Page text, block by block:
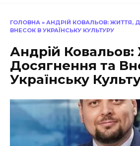
ГОЛОВНА » АНДРІЙ КОВАЛЬОВ: ЖИТТЯ,
ВНЕСОК В УКРАЇНСЬКУ КУЛЬТУРУ
Андрій
Досягнення та
Українську